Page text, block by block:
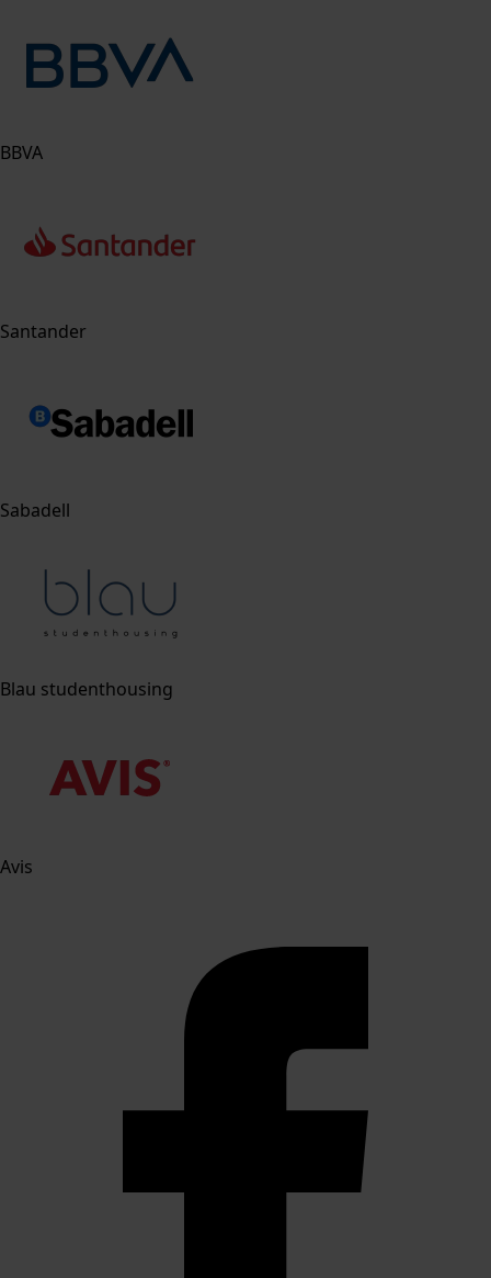
BBVA
Santander
Sabadell
Blau studenthousing
Avis